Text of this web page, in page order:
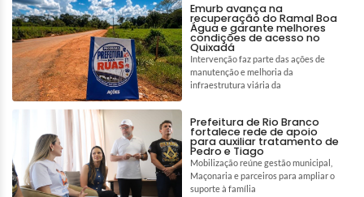
Emurb avança na
recuperação do Ramal Boa
Água e garante melhores
condições de acesso no
Quixadá
Intervenção faz parte das ações de
manutenção e melhoria da
infraestrutura viária da
Prefeitura de Rio Branco
fortalece rede de apoio
para auxiliar tratamento de
Pedro e Tiago
Mobilização reúne gestão municipal,
Maçonaria e parceiros para ampliar o
suporte à família